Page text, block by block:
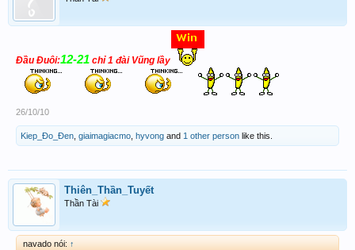
Đầu Đuôi:12-21 chỉ 1 đài Vũng lầy
26/10/10
Kiep_Đo_Đen giaimagiacmo hyvong and 1 other person like this.
Thiên_Thần_Tuyết
Thần Tài
navado nói: ↑